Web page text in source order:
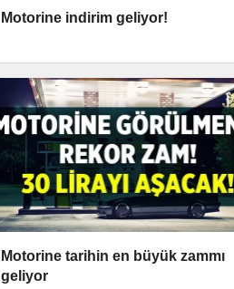
Motorine indirim geliyor!
Motorine tarihin en büyük zammı
geliyor